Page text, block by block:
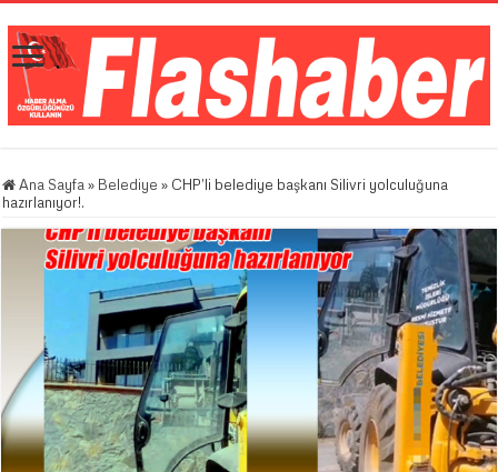
Ana Sayfa » Belediye » CHP’li belediye başkanı Silivri yolculuğuna
hazırlanıyor!.